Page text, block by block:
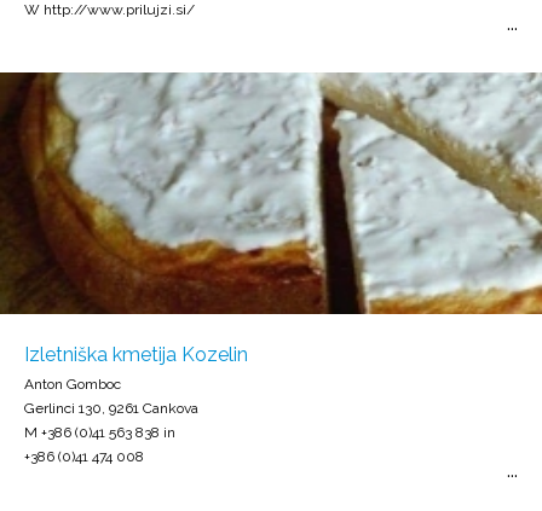
W http://www.prilujzi.si/
Izletniška kmetija Kozelin
Anton Gomboc
Gerlinci 130, 9261 Cankova
M +386 (0)41 563 838 in
+386 (0)41 474 008